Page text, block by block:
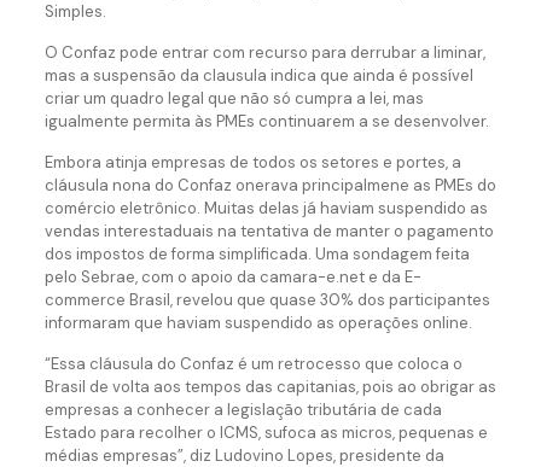
Simples.
O Confaz pode entrar com recurso para derrubar a liminar,
mas a suspensão da clausula indica que ainda é possível
criar um quadro legal que não só cumpra a lei, mas
igualmente permita às PMEs continuarem a se desenvolver.
Embora atinja empresas de todos os setores e portes, a
cláusula nona do Confaz onerava principalmene as PMEs do
comércio eletrônico. Muitas delas já haviam suspendido as
vendas interestaduais na tentativa de manter o pagamento
dos impostos de forma simplificada. Uma sondagem feita
pelo Sebrae, com o apoio da camara-e.net e da E-
commerce Brasil, revelou que quase 30% dos participantes
informaram que haviam suspendido as operações online.
“Essa cláusula do Confaz é um retrocesso que coloca o
Brasil de volta aos tempos das capitanias, pois ao obrigar as
empresas a conhecer a legislação tributária de cada
Estado para recolher o ICMS, sufoca as micros, pequenas e
médias empresas”, diz Ludovino Lopes, presidente da